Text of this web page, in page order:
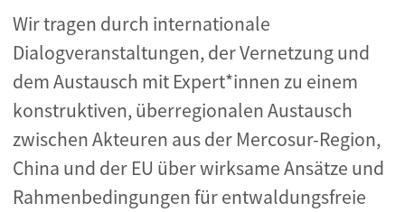
Wir tragen durch internationale
Dialogveranstaltungen, der Vernetzung und
dem Austausch mit Expert*innen zu einem
konstruktiven, überregionalen Austausch
zwischen Akteuren aus der Mercosur-Region,
China und der EU über wirksame Ansätze und
Rahmenbedingungen für entwaldungsfreie